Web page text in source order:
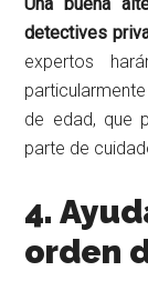
detectives
expertos
de edad, que
parte de
4.
orden